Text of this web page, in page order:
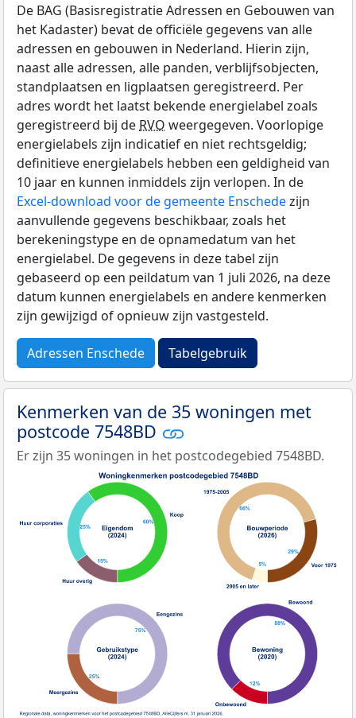
De BAG (Basisregistratie Adressen en Gebouwen van
het Kadaster) bevat de officiële gegevens van alle
adressen en gebouwen in Nederland. Hierin zijn,
naast alle adressen, alle panden, verblijfsobjecten,
standplaatsen en ligplaatsen geregistreerd. Per
adres wordt het laatst bekende energielabel zoals
geregistreerd bij de RVO weergegeven. Voorlopige
energielabels zijn indicatief en niet rechtsgeldig;
definitieve energielabels hebben een geldigheid van
10 jaar en kunnen inmiddels zijn verlopen. In de
Excel-download voor de gemeente Enschedezijn
aanvullende gegevens beschikbaar, zoals het
berekeningstype en de opnamedatum van het
energielabel. De gegevens in deze tabel zijn
gebaseerd op een peildatum van 1 juli 2026, na deze
datum kunnen energielabels en andere kenmerken
zijn gewijzigd of opnieuw zijn vastgesteld.
Adressen Enschede Tabelgebruik
Kenmerken van de 35 woningen met
postcode 7548BD
Er zijn 35 woningen in het postcodegebied 7548BD.